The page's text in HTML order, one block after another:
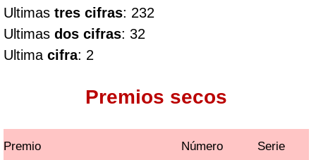
Ultimas tres cifras: 232
Ultimas dos cifras: 32
Ultima cifra: 2
Premios secos
Premio Número Serie